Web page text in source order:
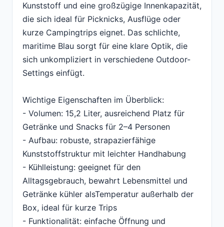
Kunststoff und eine großzügige Innenkapazität,
die sich ideal für Picknicks, Ausflüge oder
kurze Campingtrips eignet. Das schlichte,
maritime Blau sorgt für eine klare Optik, die
sich unkompliziert in verschiedene Outdoor-
Settings einfügt.
Wichtige Eigenschaften im Überblick:
- Volumen: 15,2 Liter, ausreichend Platz für
Getränke und Snacks für 2–4 Personen
- Aufbau: robuste, strapazierfähige
Kunststoffstruktur mit leichter Handhabung
- Kühlleistung: geeignet für den
Alltagsgebrauch, bewahrt Lebensmittel und
Getränke kühler alsTemperatur außerhalb der
Box, ideal für kurze Trips
- Funktionalität: einfache Öffnung und